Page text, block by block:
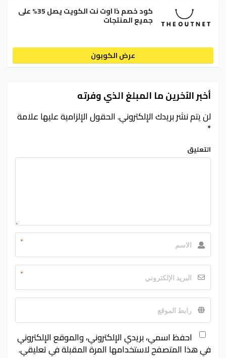
كود خصم ذا اوت نت الكويت يصل 35% على
جميع المنتجات
عرض الكوبون
أخبر الآخرين ما المبلغ الذي وفرته
لن يتم نشر بريدك الإلكتروني.الحقول الإلزامية عليها علامة
*
التعليق
*
*
احفظ اسمي، بريدي الإلكتروني، والموقع الإلكتروني
في هذا المتصفح لاستخدامها المرة المقبلة في تعليقي.